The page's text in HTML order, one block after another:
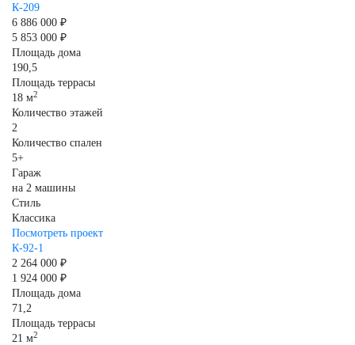
К-209
6 886 000 ₽
5 853 000 ₽
Площадь дома
190,5
Площадь террасы
18 м2
Количество этажей
2
Количество спален
5+
Гараж
на 2 машины
Стиль
Классика
Посмотреть проект
К-92-1
2 264 000 ₽
1 924 000 ₽
Площадь дома
71,2
Площадь террасы
21 м2